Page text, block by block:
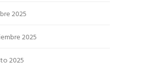
2025
2025